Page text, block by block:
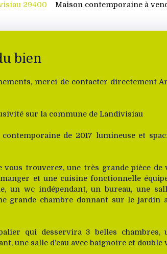
29400 Maison contemporaine à
bien
merci de contacter directement
sur la commune de Landivisiau
de 2017 lumineuse et
vous trouverez, une très grande pièce de
et une cuisine fonctionnelle
un wc indépendant, un bureau, une
grande chambre donnant sur le jardin
qui desservira 3 belles
une salle d’eau avec baignoire et double